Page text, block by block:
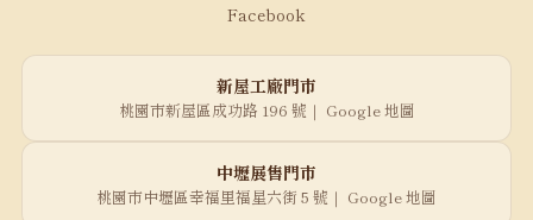
Facebook
新屋工廠門市
桃園市新屋區成功路 196 號｜ Google 地圖
中壢展售門市
桃園市中壢區幸福里福星六街 5 號｜ Google 地圖